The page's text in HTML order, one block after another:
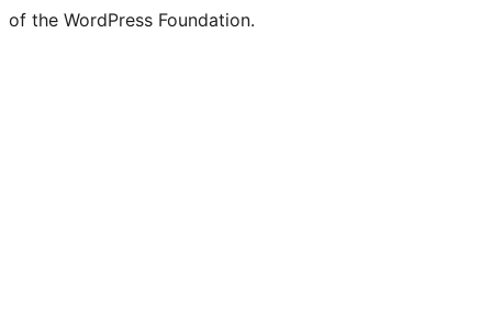
of the WordPress Foundation.